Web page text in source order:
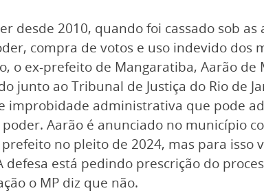
desde 2010, quando foi cassado sob as
compra de votos e uso indevido dos
o ex-prefeito de Mangaratiba, Aarão de
junto ao Tribunal de Justiça do Rio de
improbidade administrativa que pode
Aarão é anunciado no município
no pleito de 2024, mas para isso
defesa está pedindo prescrição do
o MP diz que não.